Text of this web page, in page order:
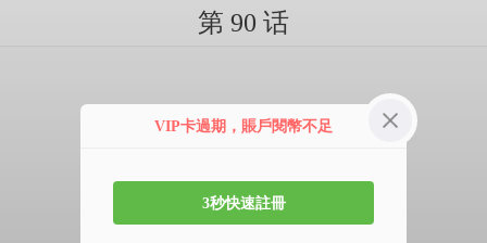
第 90 话
VIP卡過期，賬戶閱幣不足
3秒快速註冊